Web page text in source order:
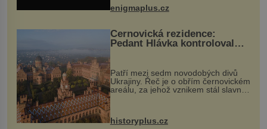
...
enigmaplus.cz
Černovická rezidence:
Pedant Hlávka kontroloval
Patří mezi sedm novodobých divů
Ukrajiny. Řeč je o obřím černovickém
areálu, za jehož vznikem stál slavný
český architekt Josef Hlávka. Ten si
na něm dal mimořádně záležet. Jeho
historyplus.cz